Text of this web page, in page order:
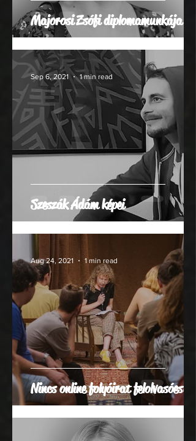
Majorosi Zsófi diplomamunkája
Szeszák Ádám képei
Sep 6, 2021 1 min read
Nincs online folyóirat felolvasóestje
Aug 24, 2021 1 min read